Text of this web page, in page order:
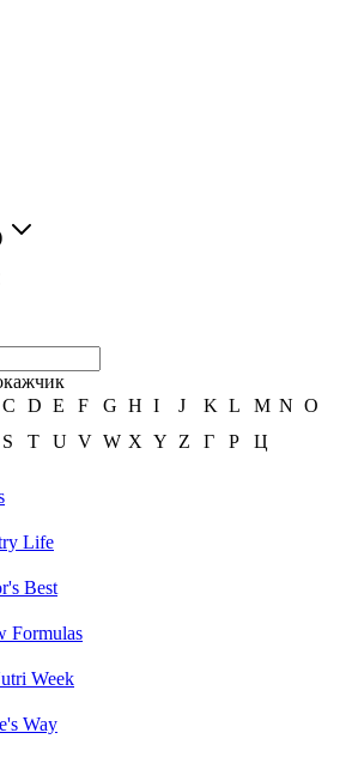
C D E F G H I J K L M N O
S T U V W X Y Z Г Р Ц
Life
Best
Formulas
Week
Way